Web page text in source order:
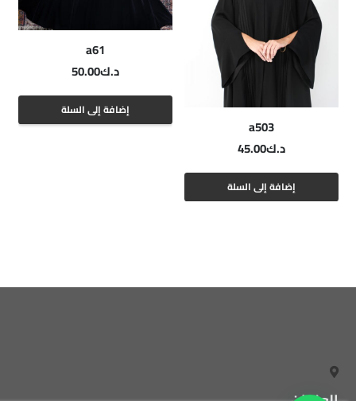
a503
د.ك45.00
إضافة إلى السلة
a61
د.ك50.00
إضافة إلى السلة